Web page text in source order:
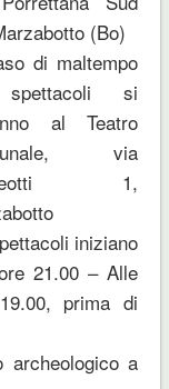
(Bo)
di maltempo
si
al Teatro
via
1,
iniziano
21.00 – Alle
prima di
a